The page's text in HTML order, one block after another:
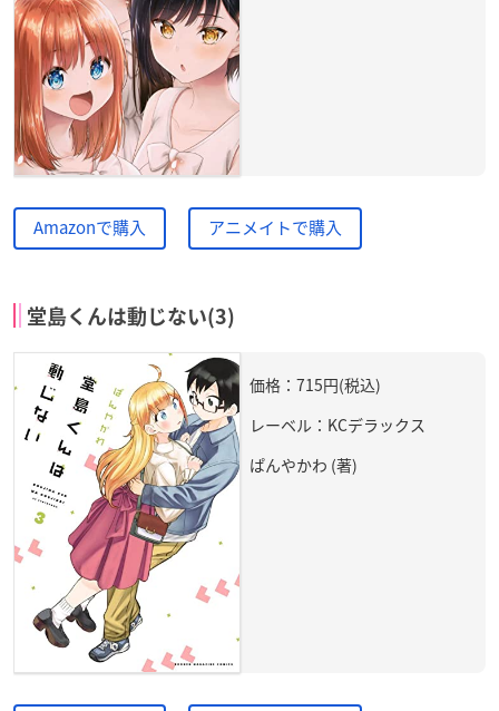
Amazonで購入 アニメイトで購入
堂島くんは動じない(3)
価格：715円(税込)
レーベル：KCデラックス
ぱんやかわ (著)